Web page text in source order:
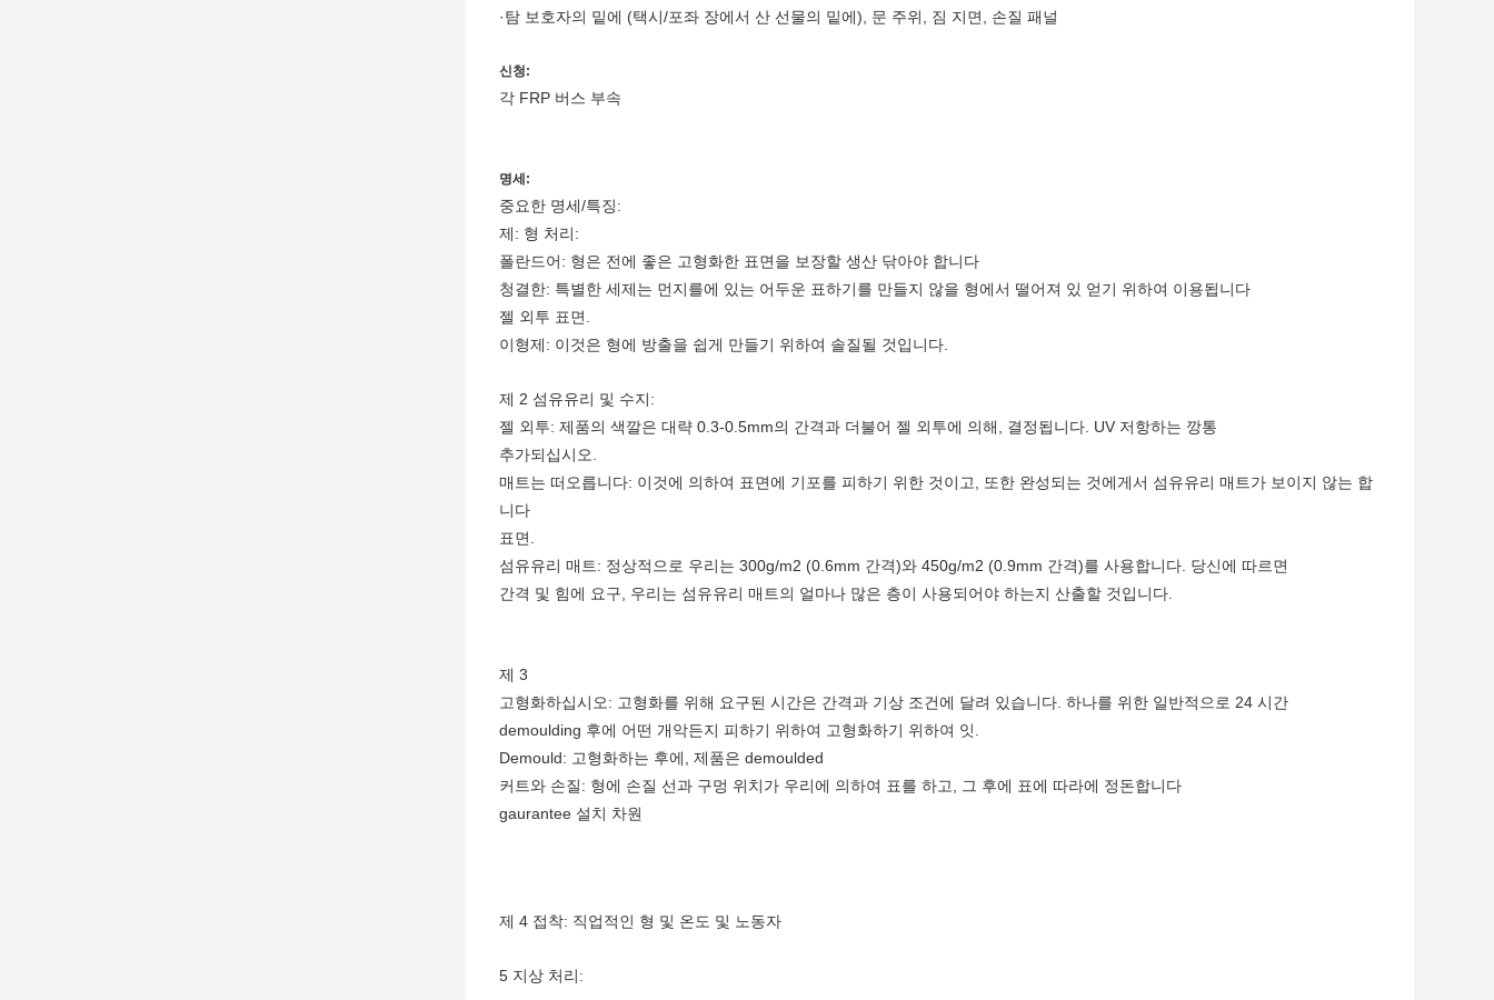
·탐 보호자의 밑에 (택시/포좌 장에서 산 선물의 밑에), 문 주위, 짐 지면, 손질 패널
신청:
각 FRP 버스 부속
명세:
중요한 명세/특징:
제: 형 처리:
폴란드어: 형은 전에 좋은 고형화한 표면을 보장할 생산 닦아야 합니다
청결한: 특별한 세제는 먼지를에 있는 어두운 표하기를 만들지 않을 형에서 떨어져 있 얻기 위하여 이용됩니다
젤 외투 표면.
이형제: 이것은 형에 방출을 쉽게 만들기 위하여 솔질될 것입니다.
제 2 섬유유리 및 수지:
젤 외투: 제품의 색깔은 대략 0.3-0.5mm의 간격과 더불어 젤 외투에 의해, 결정됩니다. UV 저항하는 깡통
추가되십시오.
매트는 떠오릅니다: 이것에 의하여 표면에 기포를 피하기 위한 것이고, 또한 완성되는 것에게서 섬유유리 매트가 보이지 않는 합
니다
표면.
섬유유리 매트: 정상적으로 우리는 300g/m2 (0.6mm 간격)와 450g/m2 (0.9mm 간격)를 사용합니다. 당신에 따르면
간격 및 힘에 요구, 우리는 섬유유리 매트의 얼마나 많은 층이 사용되어야 하는지 산출할 것입니다.
제 3
고형화하십시오: 고형화를 위해 요구된 시간은 간격과 기상 조건에 달려 있습니다. 하나를 위한 일반적으로 24 시간
demoulding 후에 어떤 개악든지 피하기 위하여 고형화하기 위하여 잇.
Demould: 고형화하는 후에, 제품은 demoulded
커트와 손질: 형에 손질 선과 구멍 위치가 우리에 의하여 표를 하고, 그 후에 표에 따라에 정돈합니다
gaurantee 설치 차원
제 4 접착: 직업적인 형 및 온도 및 노동자
5 지상 처리: